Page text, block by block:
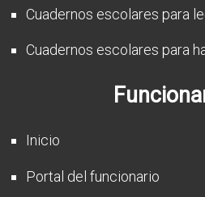
Cuadernos escolares para
Cuadernos escolares para
Inicio
Portal del funcionario